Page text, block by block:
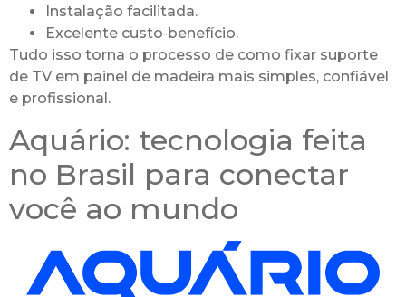
Instalação facilitada.
Excelente custo‑benefício.
Tudo isso torna o processo de como fixar suporte
de TV em painel de madeira mais simples, confiável
e profissional.
Aquário: tecnologia feita
no Brasil para conectar
você ao mundo